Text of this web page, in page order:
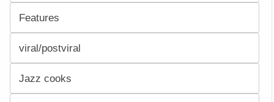
Features
viral/postviral
Jazz cooks